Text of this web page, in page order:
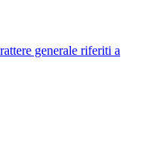
generale riferiti a